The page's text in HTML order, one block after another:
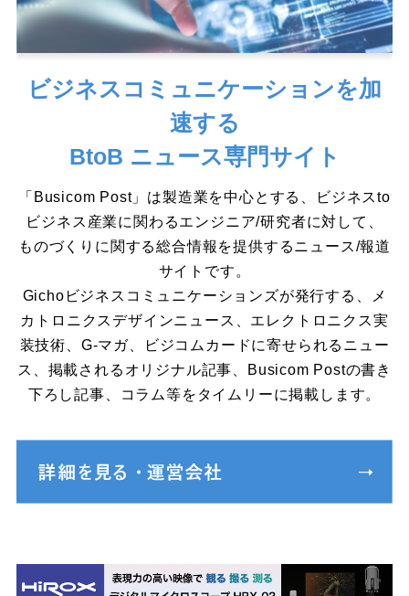
ビジネスコミュニケーションを加
速する
BtoB ニュース専門サイト
「Busicom Post」は製造業を中心とする、ビジネスto
ビジネス産業に関わるエンジニア/研究者に対して、
ものづくりに関する総合情報を提供するニュース/報道
サイトです。
Gichoビジネスコミュニケーションズが発行する、メ
カトロニクスデザインニュース、エレクトロニクス実
装技術、G-マガ、ビジコムカードに寄せられるニュー
ス、掲載されるオリジナル記事、Busicom Postの書き
下ろし記事、コラム等をタイムリーに掲載します。